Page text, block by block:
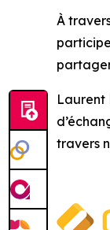
À
Laurent
travers